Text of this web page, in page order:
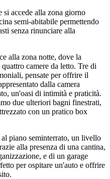
si accede alla zona giorno
semi-abitabile permettendo
senza rinunciare alla
alla zona notte, dove la
camere da letto. Tre di
pensate per offrire il
dalla camera
un'oasi di intimità e praticità.
due ulteriori bagni finestrati,
con un pratico box
piano seminterrato, un livello
alla presenza di una cantina,
e di un garage
per ospitare un'auto e offrire